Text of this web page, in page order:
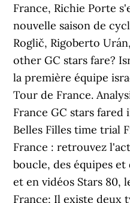
France, Richie Porte
nouvelle saison de
Roglič, Rigoberto
other GC stars fare?
la première équipe
Tour de France.
France GC stars fared
Belles Filles time trial
France : retrouvez
boucle, des équipes
et en vidéos Stars 80,
France; Il existe deux